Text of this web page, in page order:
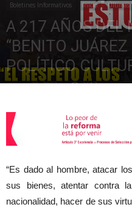
Boletines Informativos Inicio Últimas
A 217 AÑOS DEL
“BENITO JUÁREZ
POLÍTICO
marzo 20, 2023 3617
“Es dado al hombre, atacar
sus bienes, atentar contra
nacionalidad, hacer de sus